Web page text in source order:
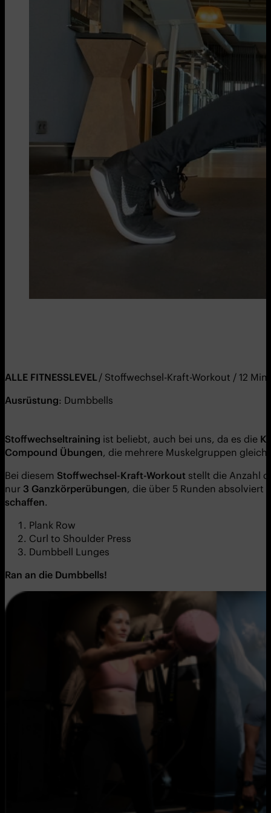
ALLE FITNESSLEVEL / Stoffwechsel-Kraft-Workout / 12
Ausrüstung: Dumbbells
Stoffwechseltraining ist beliebt, auch bei uns, da es die
Compound Übungen, die mehrere Muskelgruppen
Bei diesem Stoffwechsel-Kraft-Workout stellt die Anzahl
nur 3 Ganzkörperübungen, die über 5 Runden absolviert
schaffen.
Plank Row
Curl to Shoulder Press
Dumbbell Lunges
Ran an die Dumbbells!